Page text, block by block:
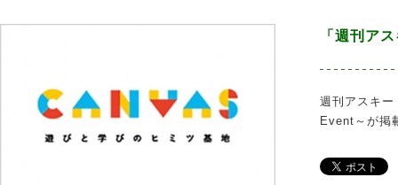
「週刊ア
週刊アスキ
Event～が掲